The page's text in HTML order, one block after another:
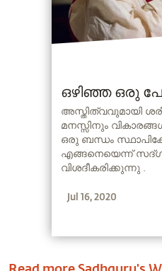
ഒഴിഞ്ഞ ഒരു
അസ്തിത്വവുമായി
മനസ്സിനും
ഒരു ബന്ധം
എങ്ങനെയെന്ന്
വിശദീകരിക്കുന്നു .
Jul 16, 2020